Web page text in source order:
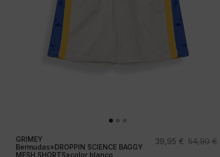
GRIMEY
Bermudas»DROPPIN SCIENCE BAGGY
MESH SHORTS»color blanco
54,90€
El
39,95 €
El